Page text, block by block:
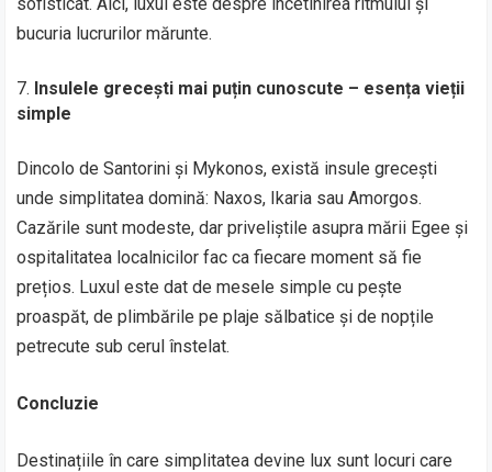
bucuria lucrurilor mărunte.
Insulele grecești mai puțin cunoscute – esența vieții
simple
Dincolo de Santorini și Mykonos, există insule grecești
unde simplitatea domină: Naxos, Ikaria sau Amorgos.
Cazările sunt modeste, dar priveliștile asupra mării Egee și
ospitalitatea localnicilor fac ca fiecare moment să fie
prețios. Luxul este dat de mesele simple cu pește
proaspăt, de plimbările pe plaje sălbatice și de nopțile
petrecute sub cerul înstelat.
Concluzie
Destinațiile în care simplitatea devine lux sunt locuri care